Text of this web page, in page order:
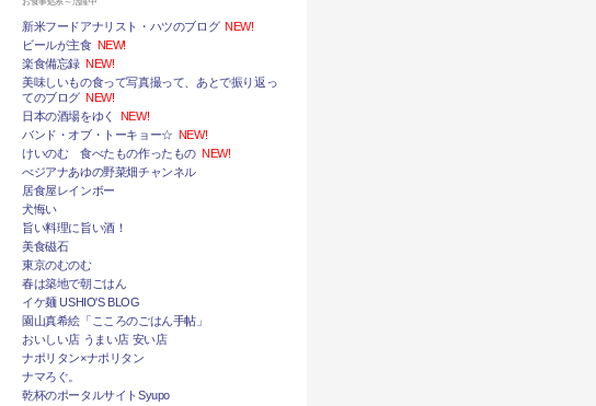
新米フードアナリスト・ハツのブログ NEW!
ビールが主食 NEW!
楽食備忘録 NEW!
美味しいもの食って写真撮って、あとで振り返っ
てのブログ NEW!
日本の酒場をゆく
NEW!
バンド・オブ・トーキョー☆ NEW!
けいのむ 食べたもの作ったもの NEW!
べジアナあゆの野菜畑チャンネル
居食屋レインボー
犬悔い
旨い料理に旨い酒！
美食磁石
東京のむのむ
春は築地で朝ごはん
イケ麺 USHIO'S BLOG
園山真希絵「こころのごはん手帖」
おいしい店 うまい店 安い店
ナポリタン×ナポリタン
ナマろぐ。
乾杯のポータルサイトSyupo